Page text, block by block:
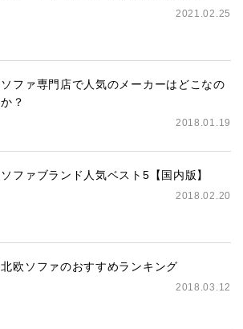
2021.02.25
ソファ専門店で人気のメーカーはどこなの
か？
2018.01.19
ソファブランド人気ベスト5【国内版】
2018.02.20
北欧ソファのおすすめランキング
2018.03.12